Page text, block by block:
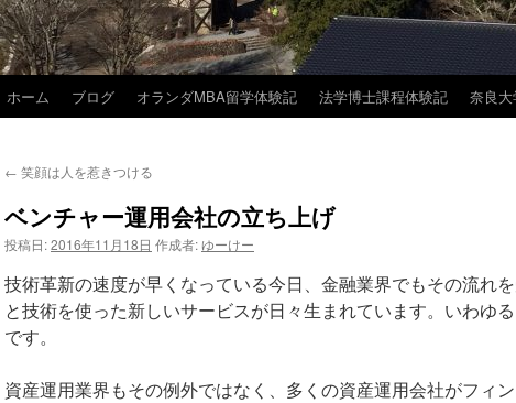
ン
ホーム ブログ オランダMBA留学体験記 法学博士課程体験記 奈良
← 笑顔は人を惹きつける
ベンチャー運用会社の立ち上げ
投稿日:2016年11月18日 作成者:ゆーけー
技術革新の速度が早くなっている今日、金融業界でもその流れ
と技術を使った新しいサービスが日々生まれています。いわゆる
です。
資産運用業界もその例外ではなく、多くの資産運用会社がフィ